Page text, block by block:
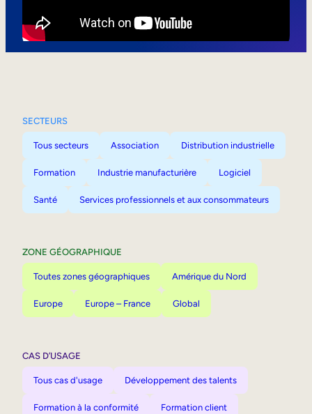
SECTEURS
Tous secteurs Association Distribution industrielle
Formation Industrie manufacturière Logiciel
Santé Services professionnels et aux consommateurs
ZONE GÉOGRAPHIQUE
Toutes zones géographiques Amérique du Nord
Europe Europe – France Global
CAS D’USAGE
Tous cas d'usage Développement des talents
Formation à la conformité Formation client